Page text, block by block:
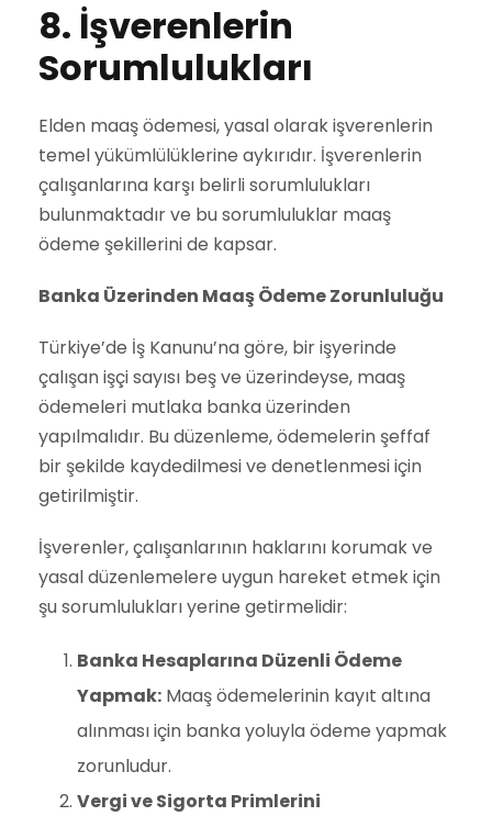
8. İşverenlerin
Sorumlulukları
Elden maaş ödemesi, yasal olarak işverenlerin
temel yükümlülüklerine aykırıdır. İşverenlerin
çalışanlarına karşı belirli sorumlulukları
bulunmaktadır ve bu sorumluluklar maaş
ödeme şekillerini de kapsar.
Banka Üzerinden Maaş Ödeme Zorunluluğu
Türkiye’de İş Kanunu’na göre, bir işyerinde
çalışan işçi sayısı beş ve üzerindeyse, maaş
ödemeleri mutlaka banka üzerinden
yapılmalıdır. Bu düzenleme, ödemelerin şeffaf
bir şekilde kaydedilmesi ve denetlenmesi için
getirilmiştir.
İşverenler, çalışanlarının haklarını korumak ve
yasal düzenlemelere uygun hareket etmek için
şu sorumlulukları yerine getirmelidir:
Banka Hesaplarına Düzenli Ödeme
Yapmak: Maaş ödemelerinin kayıt altına
alınması için banka yoluyla ödeme yapmak
zorunludur.
Vergi ve Sigorta Primlerini